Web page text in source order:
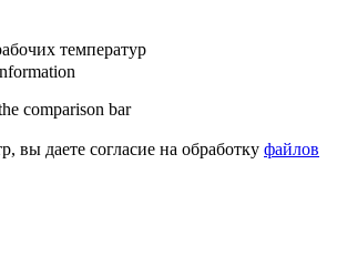
температур
comparison bar
вы даете согласие на обработку файлов